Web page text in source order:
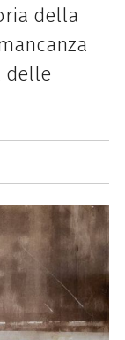
della
delle